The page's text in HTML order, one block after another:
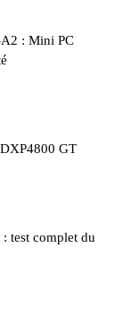
: Mini PC
GT
test complet du